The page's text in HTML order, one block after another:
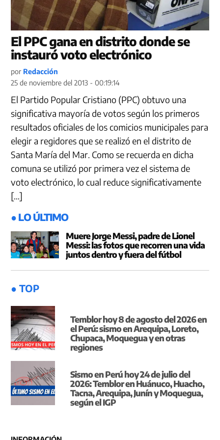
El PPC gana en distrito donde se
instauró voto electrónico
por Redacción
25 de noviembre del 2013 - 00:19:14
El Partido Popular Cristiano (PPC) obtuvo una
significativa mayoría de votos según los primeros
resultados oficiales de los comicios municipales para
elegir a regidores que se realizó en el distrito de
Santa María del Mar. Como se recuerda en dicha
comuna se utilizó por primera vez el sistema de
voto electrónico, lo cual reduce significativamente
[…]
● LO ÚLTIMO
Muere Jorge Messi, padre de Lionel
Messi: las fotos que recorren una vida
juntos dentro y fuera del fútbol
● TOP
Temblor hoy 8 de agosto del 2026 en
el Perú: sismo en Arequipa, Loreto,
Chupaca, Moquegua y en otras
regiones
Sismo en Perú hoy 24 de julio del
2026: Temblor en Huánuco, Huacho,
Tacna, Arequipa, Junín y Moquegua,
según el IGP